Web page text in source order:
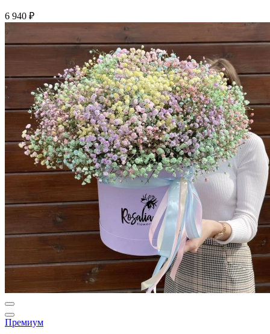
6 940 ₽
Премиум